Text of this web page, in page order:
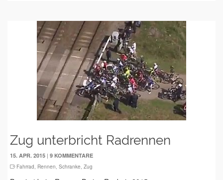
Zug unterbricht Radrennen
15. APR. 2015 | 9 KOMMENTARE
Fahrrad, Rennen, Schranke, Zug